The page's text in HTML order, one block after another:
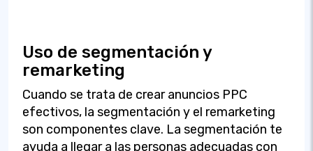
Uso de segmentación y
remarketing
Cuando se trata de crear anuncios PPC
efectivos, la segmentación y el remarketing
son componentes clave. La segmentación te
ayuda a llegar a las personas adecuadas con